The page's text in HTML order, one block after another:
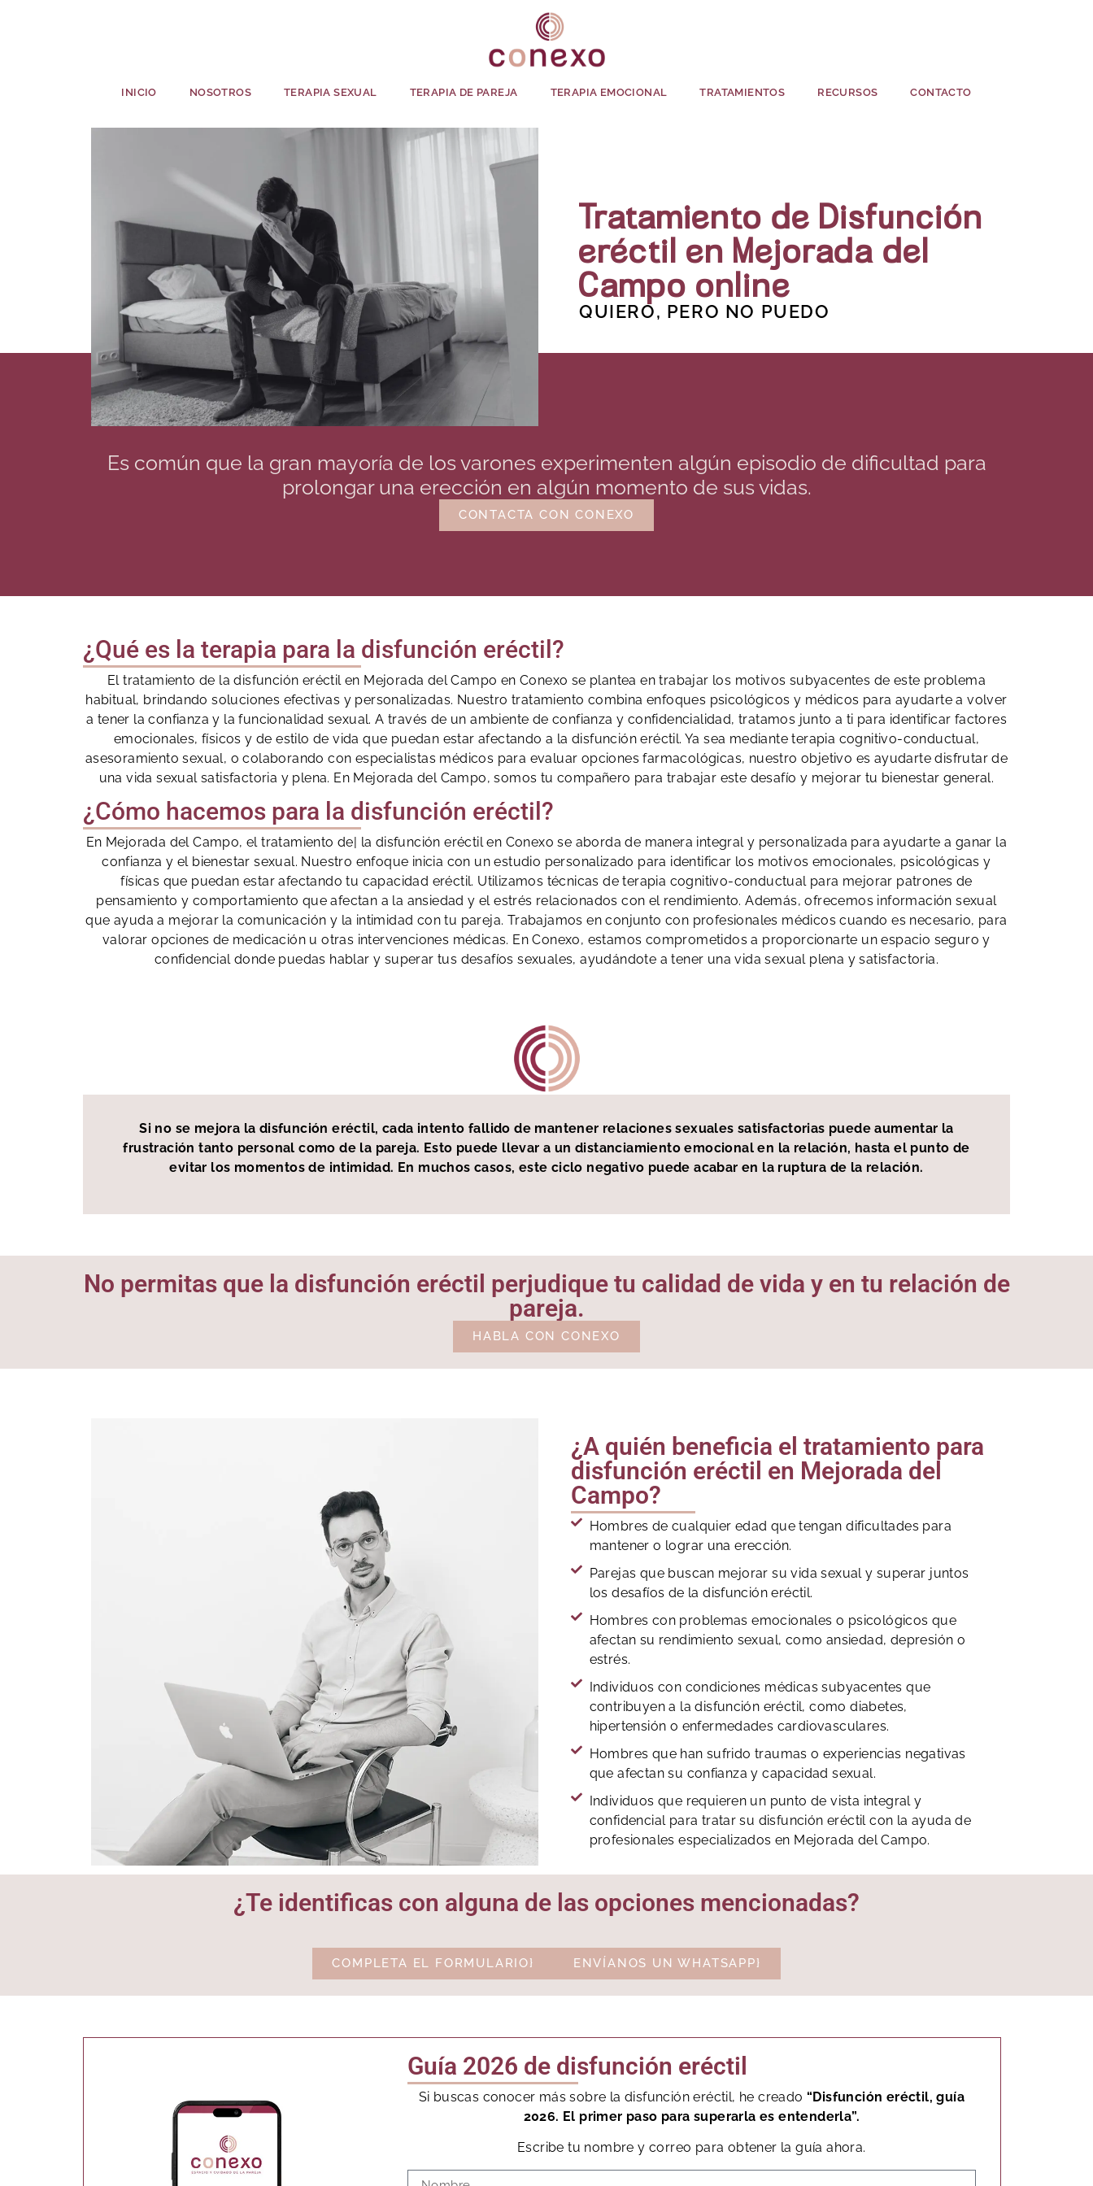
INICIO NOSOTROS TERAPIA SEXUAL TERAPIA DE PAREJA TERAPIA EMOCIONAL TRATAMIENTOS RECURSOS CONTACTO
Tratamiento de Disfunción
eréctil en Mejorada del
Campo online
QUIERO, PERO NO PUEDO
Es común que la gran mayoría de los varones experimenten algún episodio de dificultad para
prolongar una erección en algún momento de sus vidas.
CONTACTA CON CONEXO
¿Qué es la terapia para la disfunción eréctil?
El tratamiento de la disfunción eréctil en Mejorada del Campo en Conexo se plantea en trabajar los motivos subyacentes de este problema
habitual, brindando soluciones efectivas y personalizadas. Nuestro tratamiento combina enfoques psicológicos y médicos para ayudarte a volver
a tener la confianza y la funcionalidad sexual. A través de un ambiente de confianza y confidencialidad, tratamos junto a ti para identificar factores
emocionales, físicos y de estilo de vida que puedan estar afectando a la disfunción eréctil. Ya sea mediante terapia cognitivo-conductual,
asesoramiento sexual, o colaborando con especialistas médicos para evaluar opciones farmacológicas, nuestro objetivo es ayudarte disfrutar de
una vida sexual satisfactoria y plena. En Mejorada del Campo, somos tu compañero para trabajar este desafío y mejorar tu bienestar general.
¿Cómo hacemos para la disfunción eréctil?
En Mejorada del Campo, el tratamiento de| la disfunción eréctil en Conexo se aborda de manera integral y personalizada para ayudarte a ganar la
confianza y el bienestar sexual. Nuestro enfoque inicia con un estudio personalizado para identificar los motivos emocionales, psicológicas y
físicas que puedan estar afectando tu capacidad eréctil. Utilizamos técnicas de terapia cognitivo-conductual para mejorar patrones de
pensamiento y comportamiento que afectan a la ansiedad y el estrés relacionados con el rendimiento. Además, ofrecemos información sexual
que ayuda a mejorar la comunicación y la intimidad con tu pareja. Trabajamos en conjunto con profesionales médicos cuando es necesario, para
valorar opciones de medicación u otras intervenciones médicas. En Conexo, estamos comprometidos a proporcionarte un espacio seguro y
confidencial donde puedas hablar y superar tus desafíos sexuales, ayudándote a tener una vida sexual plena y satisfactoria.
Si no se mejora la disfunción eréctil, cada intento fallido de mantener relaciones sexuales satisfactorias puede aumentar la
frustración tanto personal como de la pareja. Esto puede llevar a un distanciamiento emocional en la relación, hasta el punto de
evitar los momentos de intimidad. En muchos casos, este ciclo negativo puede acabar en la ruptura de la relación.
No permitas que la disfunción eréctil perjudique tu calidad de vida y en tu relación de
pareja.
HABLA CON CONEXO
¿A quién beneficia el tratamiento para
disfunción eréctil en Mejorada del
Campo?
Hombres de cualquier edad que tengan dificultades para
mantener o lograr una erección.
Parejas que buscan mejorar su vida sexual y superar juntos
los desafíos de la disfunción eréctil.
Hombres con problemas emocionales o psicológicos que
afectan su rendimiento sexual, como ansiedad, depresión o
estrés.
Individuos con condiciones médicas subyacentes que
contribuyen a la disfunción eréctil, como diabetes,
hipertensión o enfermedades cardiovasculares.
Hombres que han sufrido traumas o experiencias negativas
que afectan su confianza y capacidad sexual.
Individuos que requieren un punto de vista integral y
confidencial para tratar su disfunción eréctil con la ayuda de
profesionales especializados en Mejorada del Campo.
¿Te identificas con alguna de las opciones mencionadas?
COMPLETA EL FORMULARIO} ENVÍANOS UN WHATSAPP}
Guía 2026 de disfunción eréctil
Si buscas conocer más sobre la disfunción eréctil, he creado “Disfunción eréctil, guía
2026. El primer paso para superarla es entenderla”.
Escribe tu nombre y correo para obtener la guía ahora.